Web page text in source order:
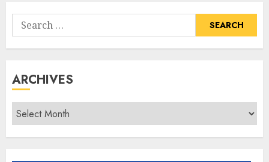
Search
for:
ARCHIVES
Archives